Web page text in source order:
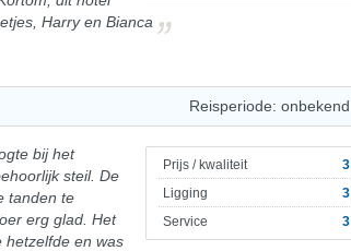
Harry en Bianca
Reisperiode: onbekend
Prijs / kwaliteit
3
Ligging
3
Service
3
bij het
steil. De
tanden te
erg glad. Het
hetzelfde en was